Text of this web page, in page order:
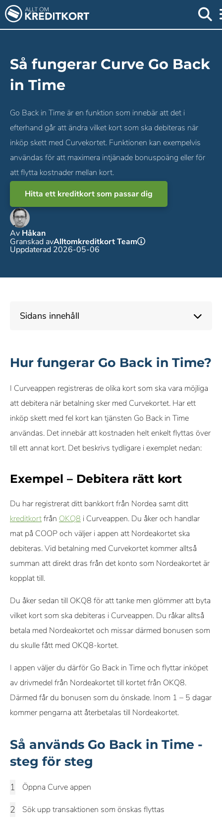
Så fungerar Curve Go Back
in Time
Go Back in Time är en funktion som innebär att det i
efterhand går att ändra vilket kort som ska debiteras när
inköp skett med Curvekortet. Funktionen kan exempelvis
användas för att maximera intjänade bonuspoäng eller för
att flytta kostnader mellan kort.
Hitta ett kreditkort som passar dig
Av Håkan
Granskad avAlltomkreditkort Team
Uppdaterad 2026-05-06
Sidans innehåll
Hur fungerar Go Back in Time?
I Curveappen registreras de olika kort som ska vara möjliga
att debitera när betalning sker med Curvekortet. Har ett
inköp skett med fel kort kan tjänsten Go Back in Time
användas. Det innebär att kostnaden helt enkelt flyttas över
till ett annat kort. Det beskrivs tydligare i exemplet nedan:
Exempel – Debitera rätt kort
Du har registrerat ditt bankkort från Nordea samt ditt
kreditkortfrån OKQ8 i Curveappen. Du åker och handlar
mat på COOP och väljer i appen att Nordeakortet ska
debiteras. Vid betalning med Curvekortet kommer alltså
summan att direkt dras från det konto som Nordeakortet är
kopplat till.
Du åker sedan till OKQ8 för att tanke men glömmer att byta
vilket kort som ska debiteras i Curveappen. Du råkar alltså
betala med Nordeakortet och missar därmed bonusen som
du skulle fått med OKQ8-kortet.
I appen väljer du därför Go Back in Time och flyttar inköpet
av drivmedel från Nordeakortet till kortet från OKQ8.
Därmed får du bonusen som du önskade. Inom 1 – 5 dagar
kommer pengarna att återbetalas till Nordeakortet.
Så används Go Back in Time -
steg för steg
Öppna Curve appen
Sök upp transaktionen som önskas flyttas